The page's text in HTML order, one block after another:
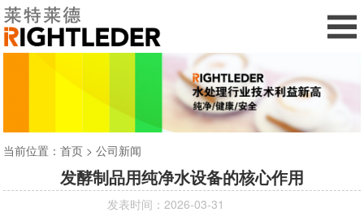
当前位置：首页 >公司新闻
发酵制品用纯净水设备的核心作用
发表时间：2026-03-31